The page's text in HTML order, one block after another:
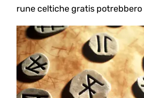
rune celtiche gratis